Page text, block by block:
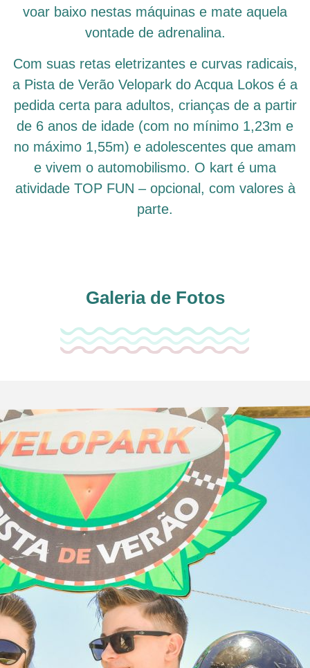
voar baixo nestas máquinas e mate aquela
vontade de adrenalina.
Com suas retas eletrizantes e curvas radicais,
a Pista de Verão Velopark do Acqua Lokos é a
pedida certa para adultos, crianças de a partir
de 6 anos de idade (com no mínimo 1,23m e
no máximo 1,55m) e adolescentes que amam
e vivem o automobilismo. O kart é uma
atividade TOP FUN – opcional, com valores à
parte.
Galeria de Fotos